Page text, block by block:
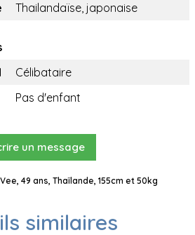
Thailandaïse, japonaise
Célibataire
Pas d'enfant
un message
49 ans, Thaïlande, 155cm et 50kg
similaires